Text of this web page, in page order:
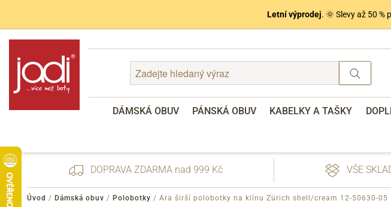
Letní výprodej. 🌞 Slevy až 50 %
DÁMSKÁ OBUV PÁNSKÁ OBUV KABELKY A TAŠKY
DOPRAVA ZDARMA nad 999 Kč VŠE
Úvod / Dámská obuv / Polobotky / Ara širší polobotky na klínu Zürich shell/cream 12-50630-05